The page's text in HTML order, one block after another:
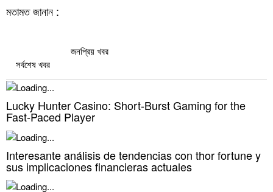
মতামত জানান :
সর্বশেষ খবর
জনপ্রিয় খবর
Lucky Hunter Casino: Short‑Burst Gaming for the
Fast‑Paced Player
Interesante análisis de tendencias con thor fortune y
sus implicaciones financieras actuales